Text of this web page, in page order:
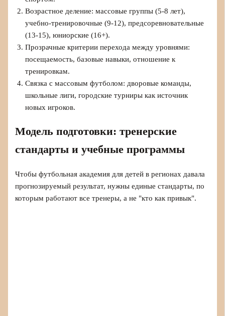
Возрастное деление: массовые группы (5-8 лет),
учебно-тренировочные (9-12), предсоревновательные
(13-15), юниорские (16+).
Прозрачные критерии перехода между уровнями:
посещаемость, базовые навыки, отношение к
тренировкам.
Связка с массовым футболом: дворовые команды,
школьные лиги, городские турниры как источник
новых игроков.
Модель подготовки: тренерские
стандарты и учебные программы
Чтобы футбольная академия для детей в регионах давала
прогнозируемый результат, нужны единые стандарты, по
которым работают все тренеры, а не "кто как привык".